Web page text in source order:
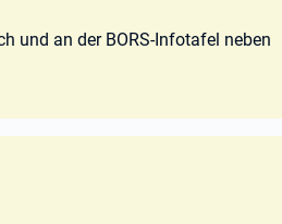
und an der BORS-Infotafel neben